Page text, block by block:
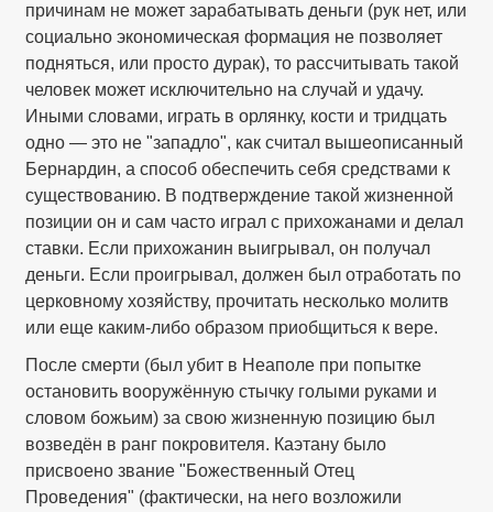
причинам не может зарабатывать деньги (рук нет, или
социально экономическая формация не позволяет
подняться, или просто дурак), то рассчитывать такой
человек может исключительно на случай и удачу.
Иными словами, играть в орлянку, кости и тридцать
одно — это не "западло", как считал вышеописанный
Бернардин, а способ обеспечить себя средствами к
существованию. В подтверждение такой жизненной
позиции он и сам часто играл с прихожанами и делал
ставки. Если прихожанин выигрывал, он получал
деньги. Если проигрывал, должен был отработать по
церковному хозяйству, прочитать несколько молитв
или еще каким-либо образом приобщиться к вере.
После смерти (был убит в Неаполе при попытке
остановить вооружённую стычку голыми руками и
словом божьим) за свою жизненную позицию был
возведён в ранг покровителя. Каэтану было
присвоено звание "Божественный Отец
Проведения" (фактически, на него возложили